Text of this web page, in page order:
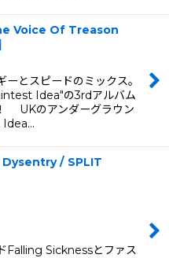
Voice Of Treason
とスピードのミックス。
Idea"の3rdアルバム
UKのアンダーグラウン
Idea…
/ SPLIT
Falling Sicknessとファス